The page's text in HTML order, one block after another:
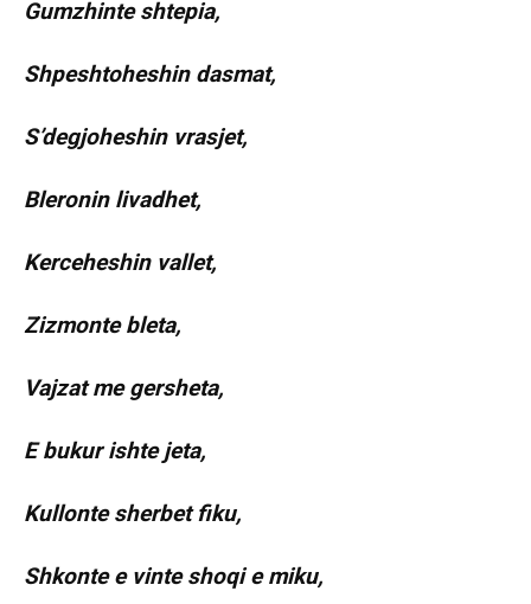
Gumzhinte shtepia,
Shpeshtoheshin dasmat,
S’degjoheshin vrasjet,
Bleronin livadhet,
Kerceheshin vallet,
Zizmonte bleta,
Vajzat me gersheta,
E bukur ishte jeta,
Kullonte sherbet fiku,
Shkonte e vinte shoqi e miku,